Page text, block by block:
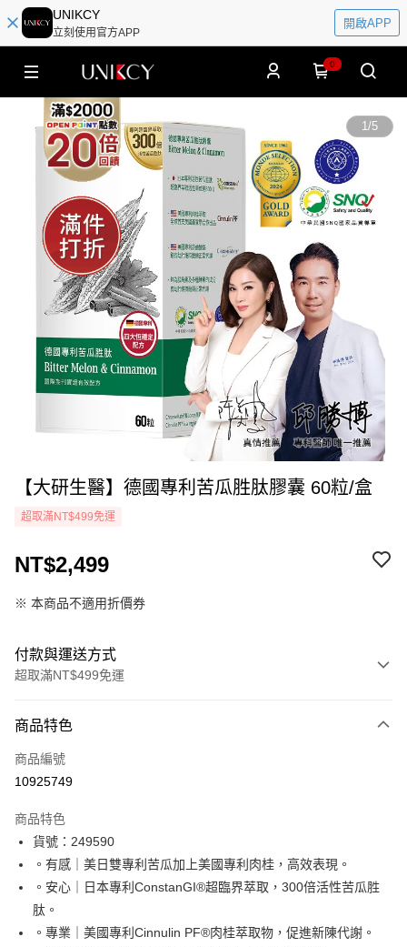
UNIKCY
立刻使用官方APP
開啟APP
0
1/5
【大研生醫】德國專利苦瓜胜肽膠囊 60粒/盒
超取滿NT$499免運
NT$2,499
※ 本商品不適用折價券
付款與運送方式
超取滿NT$499免運
icash Pay
信用卡一次付款
LINE Pay
Apple Pay
街口支付
悠遊付
商品特色
商品編號
10925749
商品特色
貨號：249590
。有感｜美日雙專利苦瓜加上美國專利肉桂，高效表現。
。安心｜日本專利ConstanGI®超臨界萃取，300倍活性苦瓜胜
肽。
。專業｜美國專利Cinnulin PF®肉桂萃取物，促進新陳代謝。